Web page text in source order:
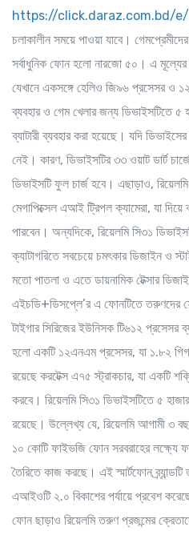
https://click.daraz.com.bd/
চলাকালীন সময়ে পাওয়া যাবে।
সর্বাধুনিক ফোন হলো নারজো ৫০। এ
যেখানে একসঙ্গে হেলিও জি৯৬ প্রসেসর ও
ব্যবহার ও গেম খেলার জন্য ডিভাইসটিতে ৫
ব্যাটারী ব্যবহার করা হয়েছে। যদি
নেই। কারণ, ডিভাইসটির ৩৩ ওয়াট ডার্ট
ডিভাইসটি ফুল চার্জ হবে। এছাড়াও,
মেগাপিক্সেল এআই ট্রিপল ক্যামেরা, যা দিয়ে
পারবেন। অন্যদিকে, রিয়েলমি সি৩১
ক্যাটাগরিতে সবচেয়ে চমৎকার ডিজাইন ও
মতো পাতলা ও এতে ডায়নামিক টেক্সার
এইচডি+ডিসপ্লে’র এ ফোনটিতে তরুণদের
টাইগার সিরিজের ইউনিসক টি৬১২ প্রসেসর
হলো একটি ১২এনএম প্রসেসর, যা ১.৮২
রয়েছে করটেক্স এ৭৫ স্ট্রাকচার, যা একটি
করবে। রিয়েলমি সি৩১ ডিভাইসটিতে ৫ হাজার
রয়েছে। উল্লেখ্য যে, রিয়েলমি আগামী ৩
১০ কোটি ফাইভজি ফোন সরবরাহের লক্ষ্যে
তৈরিতে কাজ করছে। এই স্মার্টফোন
এআইওটি ২.০ বিকাশের পর্যায়ে প্রবেশ
ফোন ছাড়াও রিয়েলমি তরুণ প্রজন্মের